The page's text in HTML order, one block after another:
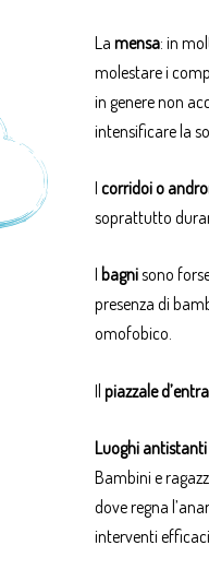
La mensa: in
molestare i
in genere non
intensificare la
I corridoi o
soprattutto
I bagnisono
presenza di
omofobico.
Il piazzale
Luoghi
Bambini e
dove regna
interventi